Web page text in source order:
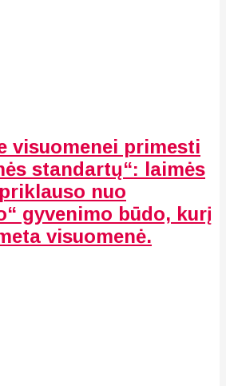
visuomenei primesti
standartų“: laimės
nuo
gyvenimo būdo, kurį
visuomenė.